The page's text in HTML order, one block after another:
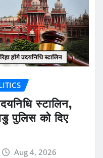
स्टालिन,
पुलिस को दिए
Aug 4, 2026